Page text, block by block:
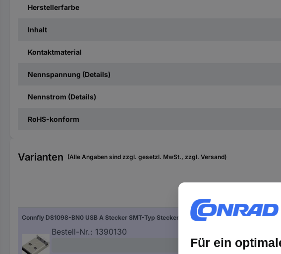
Herstellerfarbe
Inhalt
Kontaktmaterial
Nennspannung (Details)
Nennstrom (Details)
RoHS-konform
Varianten (Alle Angaben sind zzgl. gesetzl. MwSt., zzgl. Versand)
Bauform
Connfly DS1098-BN0 USB A Stecker SMT-Typ Stecker, Einbau horizontal Inhalt: 1 St.
Bestell-Nr.: 1390130
Stecker, Einbau horizontal